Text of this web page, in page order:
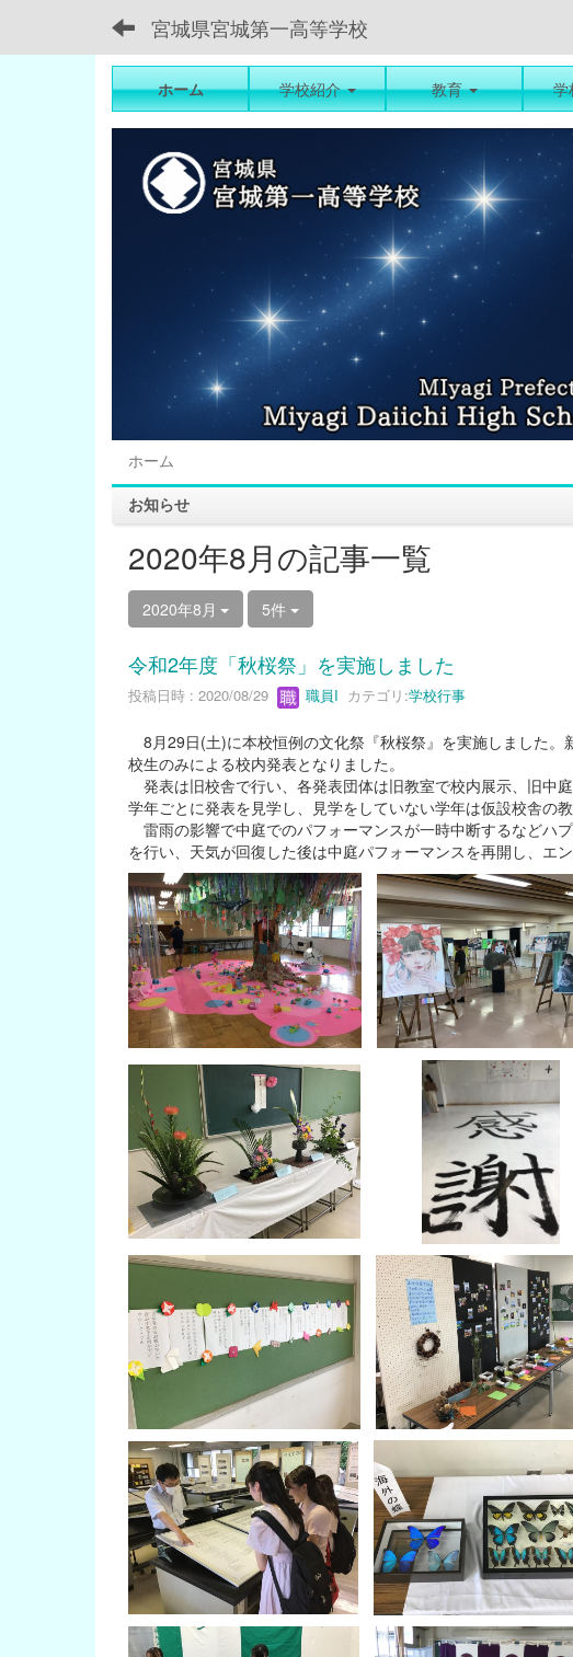
宮城県宮城第一高等学校
ホーム 学校紹介 教育 学
ホーム
お知らせ
2020年8月の記事一覧
2020年8月 5件
令和2年度「秋桜祭」を実施しました
投稿日時 : 2020/08/29 職員I カテゴリ:学校行事
8月29日(土)に本校恒例の文化祭『秋桜祭』を実施しました
校生のみによる校内発表となりました。
発表は旧校舎で行い、各発表団体は旧教室で校内展示、旧中
学年ごとに発表を見学し、見学をしていない学年は仮設校舎の
雷雨の影響で中庭でのパフォーマンスが一時中断するなどハ
を行い、天気が回復した後は中庭パフォーマンスを再開し、エ